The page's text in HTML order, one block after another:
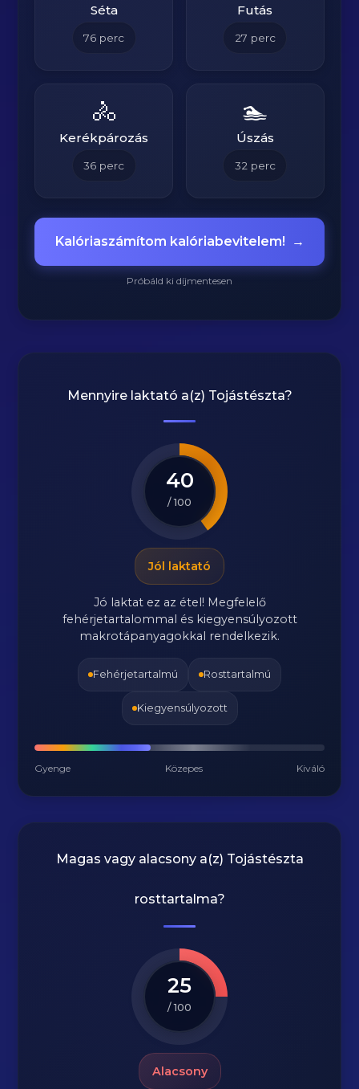
Séta
76 perc
Futás
27 perc
🚴
Kerékpározás
36 perc
🏊
Úszás
32 perc
Kalóriaszámítom kalóriabevitelem! →
Próbáld ki díjmentesen
Mennyire laktató a(z) Tojástészta?
40
/ 100
Jól laktató
Jó laktat ez az étel! Megfelelő
fehérjetartalommal és kiegyensúlyozott
makrotápanyagokkal rendelkezik.
Fehérjetartalmú Rosttartalmú
Kiegyensúlyozott
Gyenge Közepes Kiváló
Magas vagy alacsony a(z) Tojástészta
rosttartalma?
25
/ 100
Alacsony